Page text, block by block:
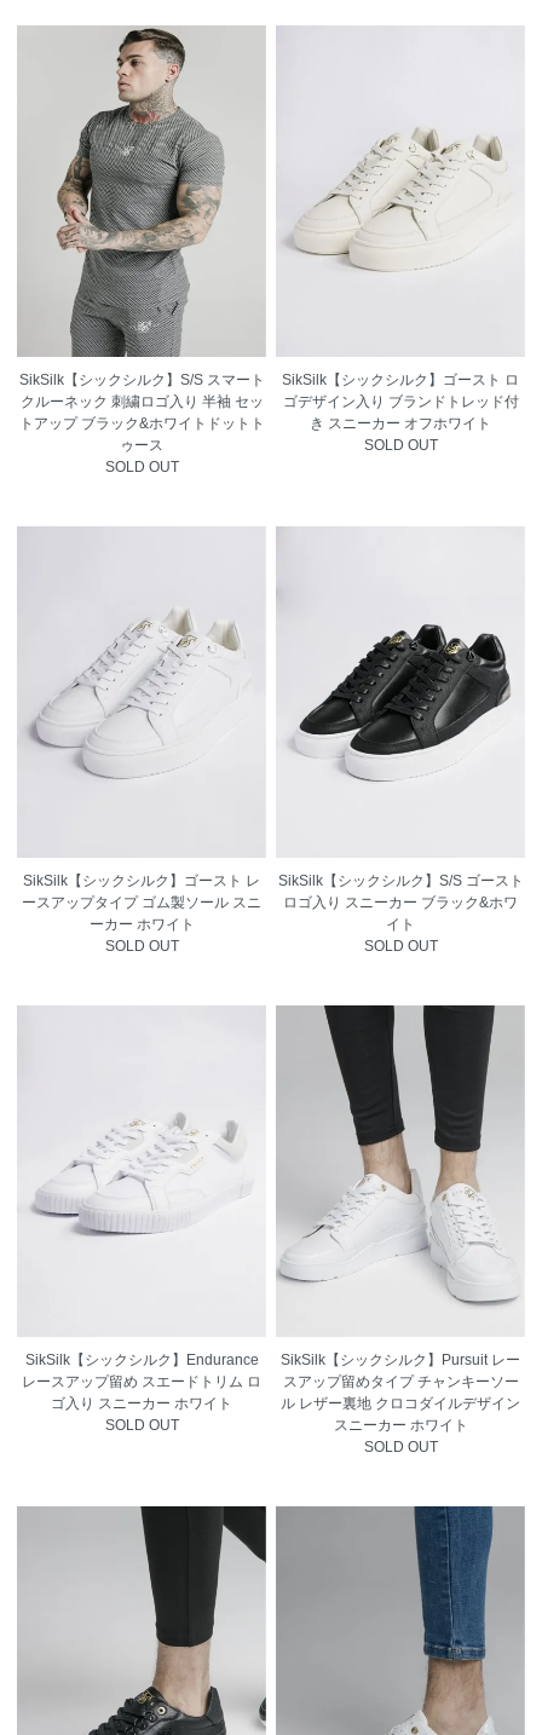
SikSilk【シックシルク】S/S スマート
クルーネック 刺繍ロゴ入り 半袖 セッ
トアップ ブラック&ホワイトドットト
ゥース
SOLD OUT
SikSilk【シックシルク】ゴースト ロ
ゴデザイン入り ブランドトレッド付
き スニーカー オフホワイト
SOLD OUT
SikSilk【シックシルク】ゴースト レ
ースアップタイプ ゴム製ソール スニ
ーカー ホワイト
SOLD OUT
SikSilk【シックシルク】S/S ゴースト
ロゴ入り スニーカー ブラック&ホワ
イト
SOLD OUT
SikSilk【シックシルク】Endurance
レースアップ留め スエードトリム ロ
ゴ入り スニーカー ホワイト
SOLD OUT
SikSilk【シックシルク】Pursuit レー
スアップ留めタイプ チャンキーソー
ル レザー裏地 クロコダイルデザイン
スニーカー ホワイト
SOLD OUT